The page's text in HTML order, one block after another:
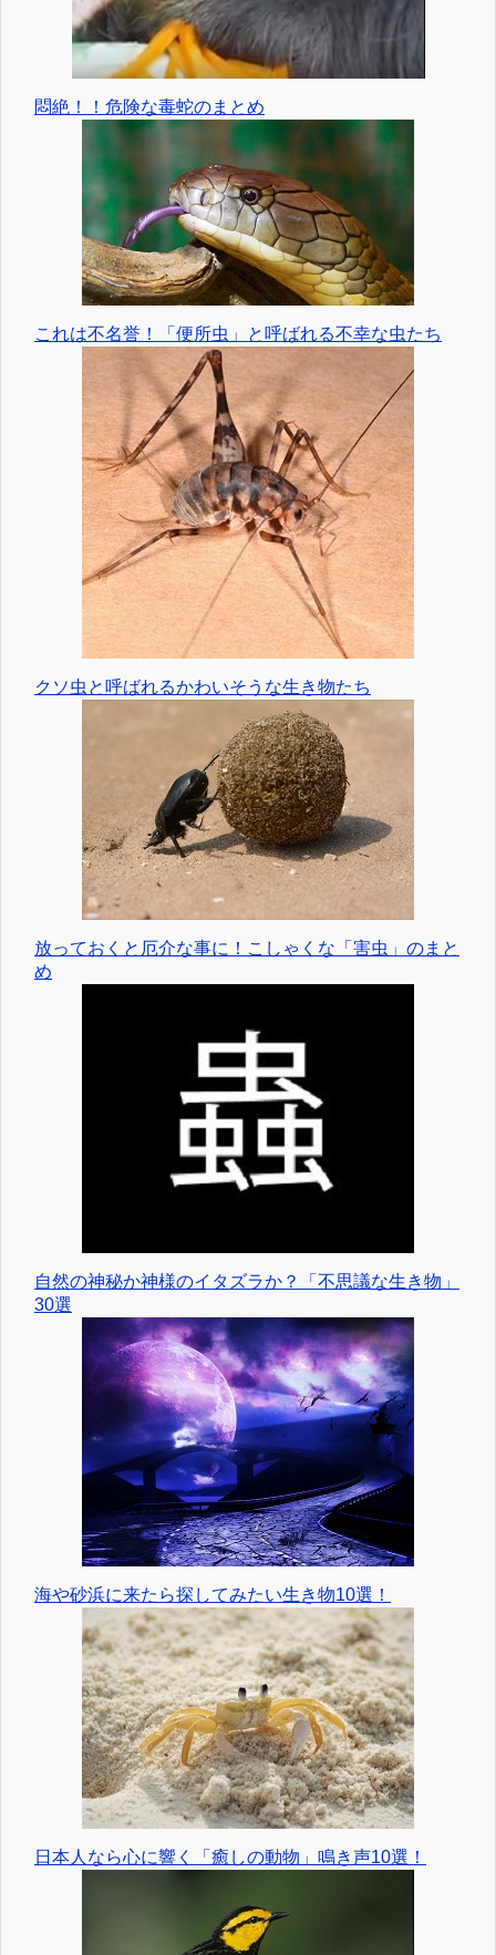
悶絶！！危険な毒蛇のまとめ
これは不名誉！「便所虫」と呼ばれる不幸な虫たち
クソ虫と呼ばれるかわいそうな生き物たち
放っておくと厄介な事に！こしゃくな「害虫」のまと
め
自然の神秘か神様のイタズラか？「不思議な生き物」
30選
海や砂浜に来たら探してみたい生き物10選！
日本人なら心に響く「癒しの動物」鳴き声10選！